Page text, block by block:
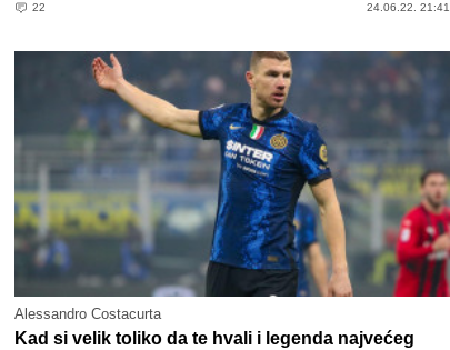
22 24.06.22. 21:41
Alessandro Costacurta
Kad si velik toliko da te hvali i legenda najvećeg